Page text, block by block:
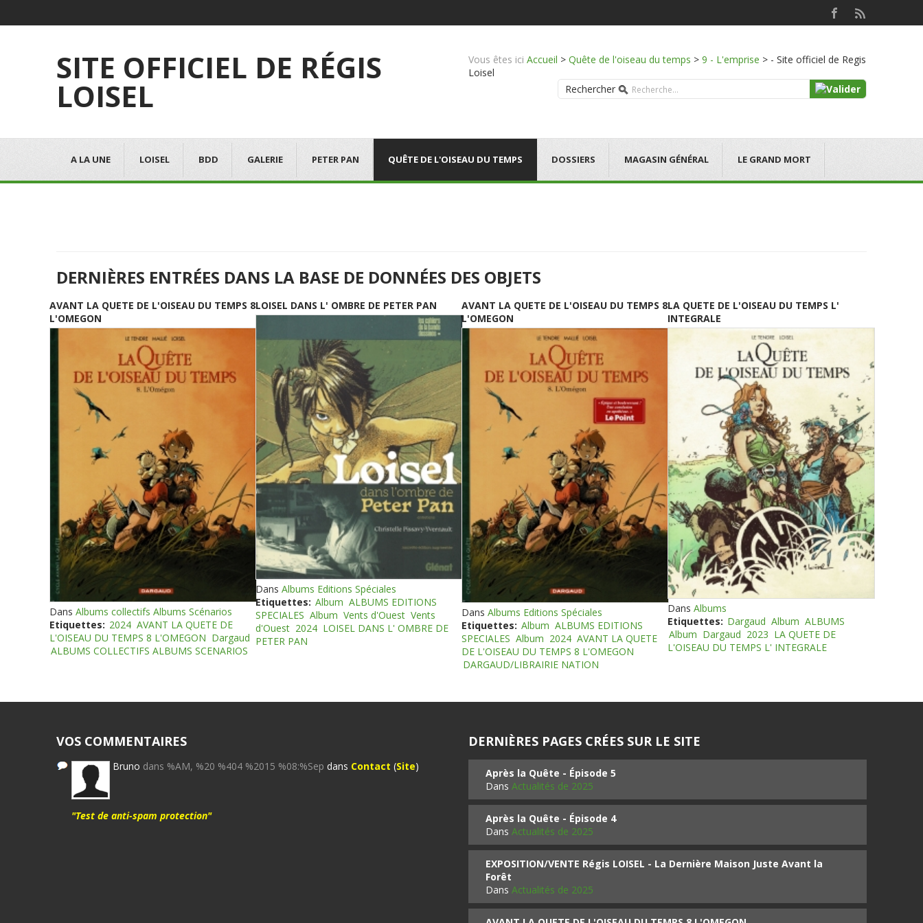
SITE OFFICIEL DE RÉGIS
LOISEL
Vous êtes ici Accueil > Quête de l'oiseau du temps > 9 - L'emprise > - Site officiel de Regis
Loisel
Rechercher
A LA UNE LOISEL BDD GALERIE PETER PAN QUÊTE DE L'OISEAU DU TEMPS DOSSIERS MAGASIN GÉNÉRAL LE GRAND MORT
DERNIÈRES ENTRÉES DANS LA BASE DE DONNÉES DES OBJETS
AVANT LA QUETE DE L'OISEAU DU TEMPS 8
L'OMEGON
Dans Albums collectifs Albums Scénarios
Etiquettes: 2024 AVANT LA QUETE DE
L'OISEAU DU TEMPS 8 L'OMEGON Dargaud
ALBUMS COLLECTIFS ALBUMS SCENARIOS
LOISEL DANS L' OMBRE DE PETER PAN
Dans Albums Editions Spéciales
Etiquettes: Album ALBUMS EDITIONS
SPECIALES Album Vents d'Ouest Vents
d'Ouest 2024 LOISEL DANS L' OMBRE DE
PETER PAN
AVANT LA QUETE DE L'OISEAU DU TEMPS 8
L'OMEGON
Dans Albums Editions Spéciales
Etiquettes: Album ALBUMS EDITIONS
SPECIALES Album 2024 AVANT LA QUETE
DE L'OISEAU DU TEMPS 8 L'OMEGON
DARGAUD/LIBRAIRIE NATION
LA QUETE DE L'OISEAU DU TEMPS L'
INTEGRALE
Dans Albums
Etiquettes: Dargaud Album ALBUMS
Album Dargaud 2023 LA QUETE DE
L'OISEAU DU TEMPS L' INTEGRALE
VOS COMMENTAIRES
Bruno dans %AM, %20 %404 %2015 %08:%Sep dans Contact (Site)
"Test de anti-spam protection"
DERNIÈRES PAGES CRÉES SUR LE SITE
Après la Quête - Épisode 5
Dans Actualités de 2025
Après la Quête - Épisode 4
Dans Actualités de 2025
EXPOSITION/VENTE Régis LOISEL - La Dernière Maison Juste Avant la
Forêt
Dans Actualités de 2025